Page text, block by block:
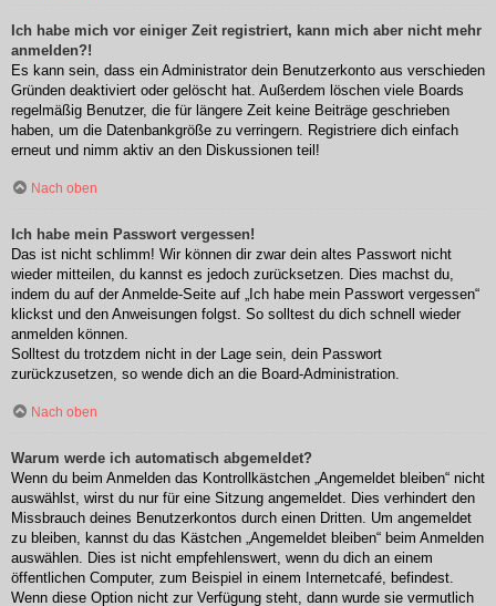
Ich habe mich vor einiger Zeit registriert, kann mich aber nicht mehr
anmelden?!
Es kann sein, dass ein Administrator dein Benutzerkonto aus verschieden
Gründen deaktiviert oder gelöscht hat. Außerdem löschen viele Boards
regelmäßig Benutzer, die für längere Zeit keine Beiträge geschrieben
haben, um die Datenbankgröße zu verringern. Registriere dich einfach
erneut und nimm aktiv an den Diskussionen teil!
Nach oben
Ich habe mein Passwort vergessen!
Das ist nicht schlimm! Wir können dir zwar dein altes Passwort nicht
wieder mitteilen, du kannst es jedoch zurücksetzen. Dies machst du,
indem du auf der Anmelde-Seite auf „Ich habe mein Passwort vergessen“
klickst und den Anweisungen folgst. So solltest du dich schnell wieder
anmelden können.
Solltest du trotzdem nicht in der Lage sein, dein Passwort
zurückzusetzen, so wende dich an die Board-Administration.
Nach oben
Warum werde ich automatisch abgemeldet?
Wenn du beim Anmelden das Kontrollkästchen „Angemeldet bleiben“ nicht
auswählst, wirst du nur für eine Sitzung angemeldet. Dies verhindert den
Missbrauch deines Benutzerkontos durch einen Dritten. Um angemeldet
zu bleiben, kannst du das Kästchen „Angemeldet bleiben“ beim Anmelden
auswählen. Dies ist nicht empfehlenswert, wenn du dich an einem
öffentlichen Computer, zum Beispiel in einem Internetcafé, befindest.
Wenn diese Option nicht zur Verfügung steht, dann wurde sie vermutlich